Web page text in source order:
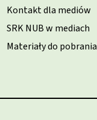
Kontakt dla mediów
SRK NUB w mediach
Materiały do pobrania